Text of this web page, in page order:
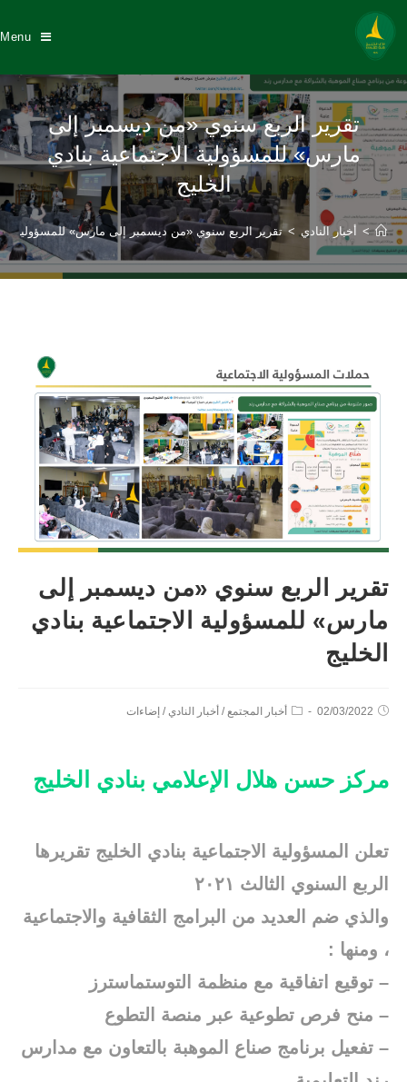
Menu
تقرير الربع سنوي «من ديسمبر إلى
مارس» للمسؤولية الاجتماعية بنادي
الخليج
> أخبار النادي > تقرير الربع سنوي «من ديسمبر إلى مارس» للمسؤولية
تقرير الربع سنوي «من ديسمبر إلى
مارس» للمسؤولية الاجتماعية بنادي
الخليج
02/03/2022 أخبار المجتمع / أخبار النادي / إضاءات
مركز حسن هلال الإعلامي بنادي الخليج
تعلن المسؤولية الاجتماعية بنادي الخليج تقريرها
الربع السنوي الثالث ٢٠٢١
والذي ضم العديد من البرامج الثقافية والاجتماعية
، ومنها :
– توقيع اتفاقية مع منظمة التوستماسترز
– منح فرص تطوعية عبر منصة التطوع
– تفعيل برنامج صناع الموهبة بالتعاون مع مدارس